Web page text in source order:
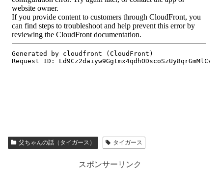
父ちゃんの話（タイガース） タイガース
スポンサーリンク